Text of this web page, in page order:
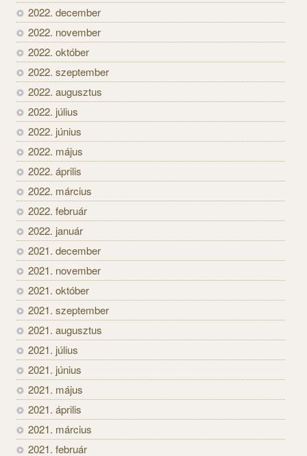
2022. december
2022. november
2022. október
2022. szeptember
2022. augusztus
2022. július
2022. június
2022. május
2022. április
2022. március
2022. február
2022. január
2021. december
2021. november
2021. október
2021. szeptember
2021. augusztus
2021. július
2021. június
2021. május
2021. április
2021. március
2021. február